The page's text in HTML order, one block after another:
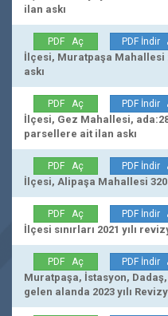
ilan askı
PDF Aç PDF İndir
İlçesi, Muratpaşa Mahallesi
askı
PDF Aç PDF İndir
İlçesi, Gez Mahallesi,
parsellere ait ilan askı
PDF Aç PDF İndir
İlçesi, Alipaşa Mahallesi
PDF Aç PDF İndir
İlçesi sınırları 2021 yılı
PDF Aç PDF İndir
Muratpaşa, İstasyon,
gelen alanda 2023 yılı